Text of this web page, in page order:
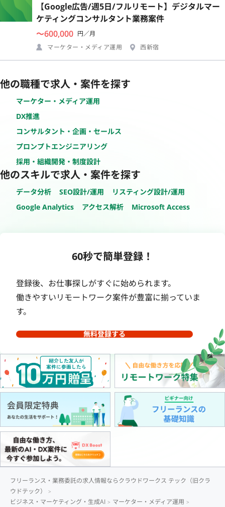
【Google広告/週5日/フルリモート】デジタルマー
ケティングコンサルタント業務案件
〜600,000 円／月
マーケター・メディア運用
西新宿
他の職種で求人・案件を探す
マーケター・メディア運用
DX推進
コンサルタント・企画・セールス
プロンプトエンジニアリング
採用・組織開発・制度設計
他のスキルで求人・案件を探す
データ分析 SEO設計/運用
リスティング設計/運用
Google Analytics
アクセス解析 Microsoft Access
60秒で簡単登録！
登録後、お仕事探しがすぐに始められます。
働きやすいリモートワーク案件が豊富に揃っていま
す。
無料登録する
フリーランス・業務委託の求人情報ならクラウドワークス テック（旧クラ
ウドテック）
ビジネス・マーケティング・生成AI
マーケター・メディア運用